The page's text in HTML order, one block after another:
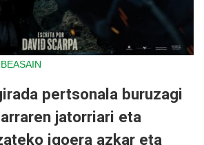
BEASAIN
pertsonala buruzagi
jatorriari eta
igoera azkar eta